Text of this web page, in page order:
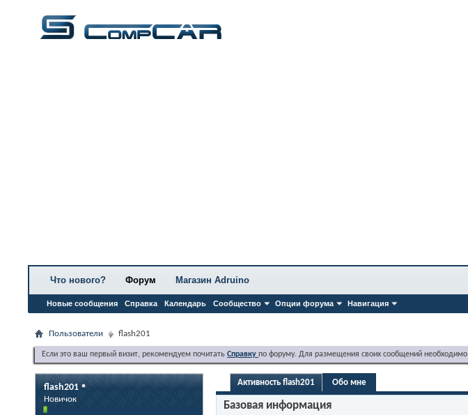
Что нового? Форум
Новые сообщения Справка Календарь Сообщество Опции форума Навигация
Магазин Adruino
Пользователи flash201
Если это ваш первый визит, рекомендуем почитать Справку по форуму. Для размещения своих сообщений необходимо
flash201
Новичок
Активность flash201 Обо мне
Базовая информация